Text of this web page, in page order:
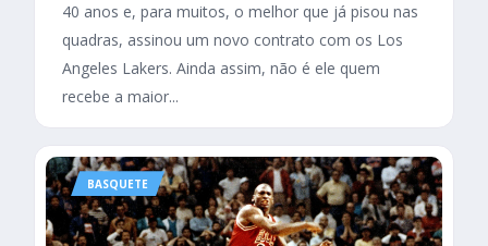
40 anos e, para muitos, o melhor que já pisou nas
quadras, assinou um novo contrato com os Los
Angeles Lakers. Ainda assim, não é ele quem
recebe a maior...
BASQUETE